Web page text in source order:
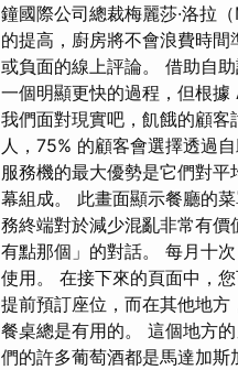
鐘國際公司總裁梅麗莎·洛拉
的提高，廚房將不會浪費時
或負面的線上評論。 借助自
一個明顯更快的過程，但根
我們面對現實吧，飢餓的顧
人，75% 的顧客會選擇透過
服務機的最大優勢是它們對
幕組成。 此畫面顯示餐廳的
務終端對於減少混亂非常有
有點那個」的對話。 每月十
使用。 在接下來的頁面中，
提前預訂座位，而在其他地
餐桌總是有用的。 這個地方
們的許多葡萄酒都是馬達加